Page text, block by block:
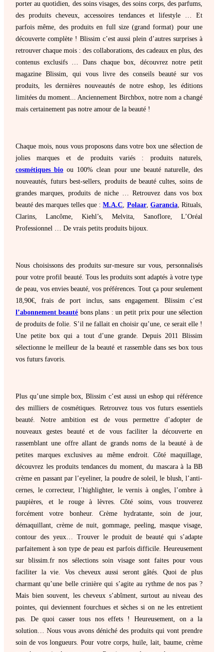
porter au quotidien, des soins visages, des soins corps, des parfums,
des produits cheveux, accessoires tendances et lifestyle … Et
parfois même, des produits en full size (grand format) pour une
découverte complète ! Blissim c’est aussi plein d’autres surprises à
retrouver chaque mois : des collaborations, des cadeaux en plus, des
contenus exclusifs … Dans chaque box, découvrez notre petit
magazine Blissim, qui vous livre des conseils beauté sur vos
produits, les dernières nouveautés de notre eshop, les éditions
limitées du moment... Anciennement Birchbox, notre nom a changé
mais certainement pas notre amour de la beauté !
Chaque mois, nous vous proposons dans votre box une sélection de
jolies marques et de produits variés : produits naturels,
cosmétiques bio ou 100% clean pour une beauté naturelle, des
nouveautés, futurs best-sellers, produits de beauté cultes, soins de
grandes marques, produits de niche … Retrouvez dans vos box
beauté des marques telles que :M.A.C, Polaar, Garancia, Rituals,
Clarins, Lancôme, Kiehl’s, Melvita, Sanoflore, L’Oréal
Professionnel … De vrais petits produits bijoux.
Nous choisissons des produits sur-mesure sur vous, personnalisés
pour votre profil beauté. Tous les produits sont adaptés à votre type
de peau, vos envies beauté, vos préférences. Tout ça pour seulement
18,90€, frais de port inclus, sans engagement. Blissim c’est
l’abonnement beauté bons plans : un petit prix pour une sélection
de produits de folie. S’il ne fallait en choisir qu’une, ce serait elle !
Une petite box qui a tout d’une grande. Depuis 2011 Blissim
sélectionne le meilleur de la beauté et rassemble dans ses box tous
vos futurs favoris.
Plus qu’une simple box, Blissim c’est aussi un eshop qui référence
des milliers de cosmétiques. Retrouvez tous vos futurs essentiels
beauté. Notre ambition est de vous permettre d’adopter de
nouveaux gestes beauté et de vous faciliter la découverte en
rassemblant une offre allant de grands noms de la beauté à de
petites marques exclusives au même endroit. Côté maquillage,
découvrez les produits tendances du moment, du mascara à la BB
crème en passant par l’eyeliner, la poudre de soleil, le blush, l’anti-
cernes, le correcteur, l’highlighter, le vernis à ongles, l’ombre à
paupières, et le rouge à lèvres. Côté soins, vous trouverez
forcément votre bonheur. Crème hydratante, soin de jour,
démaquillant, crème de nuit, gommage, peeling, masque visage,
contour des yeux… Trouver le produit de beauté qui s’adapte
parfaitement à son type de peau est parfois difficile. Heureusement
sur blissim.fr nos sélections soin visage sont faites pour vous
faciliter la vie. Vos cheveux aussi seront gâtés. Quoi de plus
charmant qu’une belle crinière qui s’agite au rythme de nos pas ?
Mais bien souvent, les cheveux s’abîment, surtout au niveau des
pointes, qui deviennent fourchues et sèches si on ne les entretient
pas. De quoi casser tous nos effets ! Heureusement, on a la
solution… Nous vous avons déniché des produits qui vont prendre
soin de vos longueurs. Pour votre corps, huile, lait, baume, crème